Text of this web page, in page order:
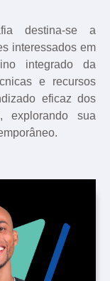
destina-se a
interessados em
integrado da
e recursos
eficaz dos
explorando sua